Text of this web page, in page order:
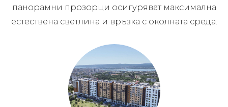
панорамни прозорци осигуряват максимална
естествена светлина и връзка с околната среда.